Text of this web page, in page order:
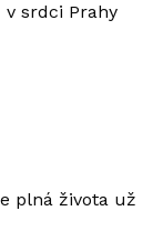
srdci Prahy
plná života už